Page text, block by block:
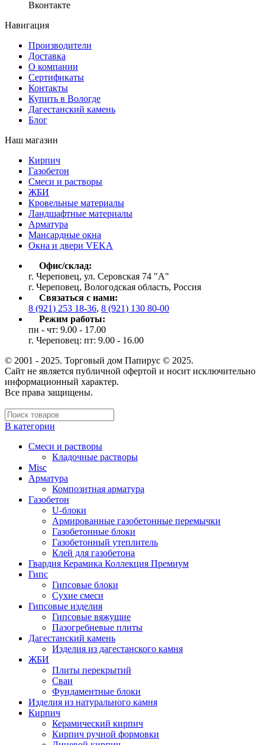
Вконтакте
Навигация
Производители
Доставка
О компании
Сертификаты
Контакты
Купить в Вологде
Дагестанский камень
Блог
Наш магазин
Кирпич
Газобетон
Cмеси и растворы
ЖБИ
Кровельные материалы
Ландшафтные материалы
Арматура
Мансардные окна
Окна и двери VEKA
Офис/склад:
г. Череповец, ул. Серовская 74 "А"
г. Череповец, Вологодская область, Россия
Связаться с нами:
8 (921) 253 18-36, 8 (921) 130 80-00
Режим работы:
пн - чт: 9.00 - 17.00
г. Череповец: пт: 9.00 - 16.00
© 2001 - 2025. Торговый дом Папирус © 2025.
Cайт не является публичной офертой и носит исключительно
информационный характер.
Все права защищены.
В категории
Cмеси и растворы
Кладочные растворы
Misc
Арматура
Композитная арматура
Газобетон
U-блоки
Армированные газобетонные перемычки
Газобетонные блоки
Газобетонный утеплитель
Клей для газобетона
Гвардия Керамика Коллекция Премиум
Гипс
Гипсовые блоки
Сухие смеси
Гипсовые изделия
Гипсовые вяжущие
Пазогребневые плиты
Дагестанский камень
Изделия из дагестанского камня
ЖБИ
Плиты перекрытий
Сваи
Фундаментные блоки
Изделия из натурального камня
Кирпич
Керамический кирпич
Кирпич ручной формовки